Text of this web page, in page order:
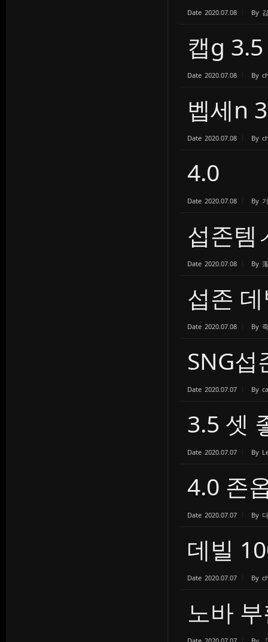
Date 2020.07.08 By
캡g
Date 2020.07.08 By
벱세n
Date 2020.07.08 By
4.0
Date 2020.07.08 By
섭존템
Date 2020.07.08 By
섭존
Date 2020.07.08 By
SNG
Date 2020.07.07 By
3.5 셋
Date 2020.07.07 By
4.0 존
Date 2020.07.07 By
데빌
Date 2020.07.07 By
노바